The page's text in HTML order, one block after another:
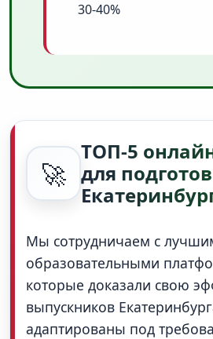
30-40%
🚀
ТОП-5
для
Мы сотрудничаем с
образовательными
которые доказали свою
выпускников
адаптированы под